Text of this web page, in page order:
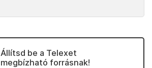
Állítsd be a Telexet
megbízható forrásnak!